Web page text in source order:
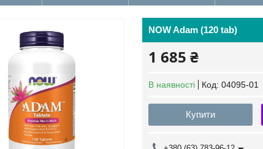
NOW Adam (120 tab)
1 685 ₴
В наявності Код: 04095-01
Купити